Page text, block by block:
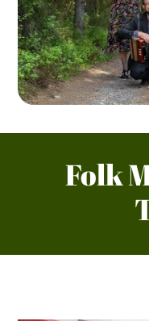
Folk